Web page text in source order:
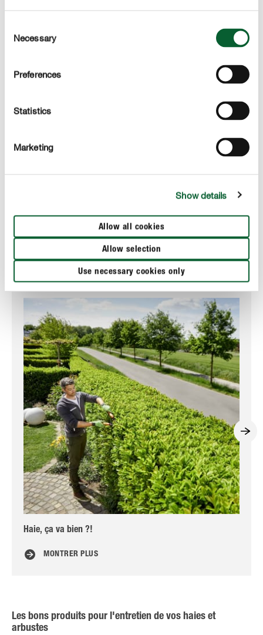
Selection
Necessary
Preferences
Statistics
Marketing
Show details
Allow all cookies
Allow selection
Use necessary cookies only
La technologie COMPO Advanced Release Technology
est synonyme de performances et d'efficacité maximales.
DES QUESTIONS ? DEMANDEZ-NOUS !
Ces sujets pourraient également vous intéresser
Haie, ça va bien ?!
MONTRER PLUS
Les bons produits pour l'entretien de vos haies et
arbustes